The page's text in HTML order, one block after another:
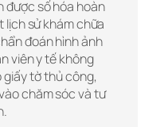
được số hóa hoàn
lịch sử khám chữa
đoán hình ảnh
viên y tế không
tờ thủ công,
chăm sóc và tư